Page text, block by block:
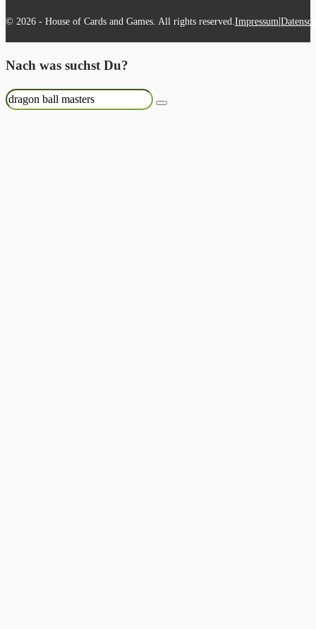
© 2026 - House of Cards and Games. All rights reserved. Impressum|
Nach was suchst Du?
Suchen